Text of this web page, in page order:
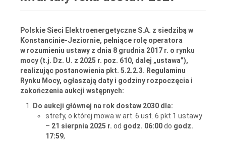
Polskie Sieci Elektroenergetyczne S.A. z siedzibą w
Konstancinie-Jeziornie, pełniące rolę operatora
w rozumieniu ustawy z dnia 8 grudnia 2017 r. o rynku
mocy (t.j. Dz. U. z 2025 r. poz. 610, dalej „ustawa”),
realizując postanowienia pkt. 5.2.2.3. Regulaminu
Rynku Mocy, ogłaszają daty i godziny rozpoczęcia i
zakończenia aukcji wstępnych:
Do aukcji głównej na rok dostaw 2030 dla:
strefy, o której mowa w art. 6 ust. 6 pkt 1 ustawy
– 21 sierpnia 2025 r. od godz. 06:00do godz.
17:59,